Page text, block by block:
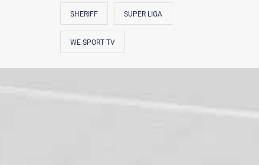
SHERIFF SUPER LIGA
WE SPORT TV